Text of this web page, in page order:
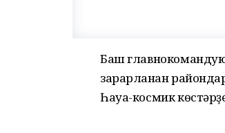
Баш
зарарланған
Һауа-космик